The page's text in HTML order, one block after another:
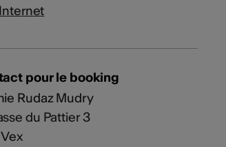
pour le booking
Rudaz Mudry
du Pattier 3